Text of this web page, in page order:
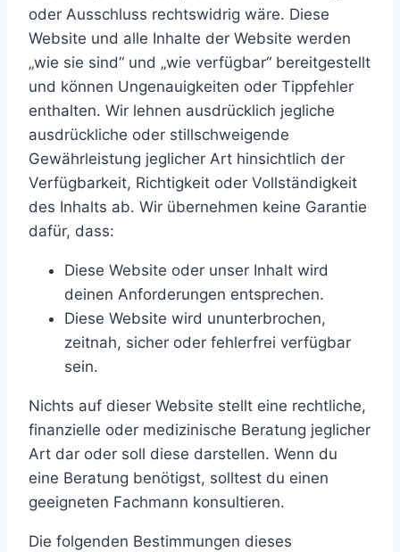
oder Ausschluss rechtswidrig wäre. Diese
Website und alle Inhalte der Website werden
„wie sie sind“ und „wie verfügbar“ bereitgestellt
und können Ungenauigkeiten oder Tippfehler
enthalten. Wir lehnen ausdrücklich jegliche
ausdrückliche oder stillschweigende
Gewährleistung jeglicher Art hinsichtlich der
Verfügbarkeit, Richtigkeit oder Vollständigkeit
des Inhalts ab. Wir übernehmen keine Garantie
dafür, dass:
Diese Website oder unser Inhalt wird
deinen Anforderungen entsprechen.
Diese Website wird ununterbrochen,
zeitnah, sicher oder fehlerfrei verfügbar
sein.
Nichts auf dieser Website stellt eine rechtliche,
finanzielle oder medizinische Beratung jeglicher
Art dar oder soll diese darstellen. Wenn du
eine Beratung benötigst, solltest du einen
geeigneten Fachmann konsultieren.
Die folgenden Bestimmungen dieses